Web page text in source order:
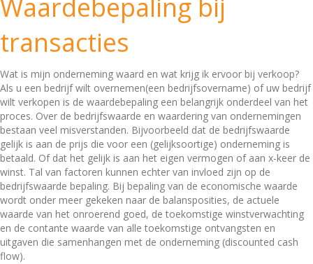
Waardebepaling bij
transacties
Wat is mijn onderneming waard en wat krijg ik ervoor bij verkoop?
Als u een bedrijf wilt overnemen(een bedrijfsovername) of uw bedrijf
wilt verkopen is de waardebepaling een belangrijk onderdeel van het
proces. Over de bedrijfswaarde en waardering van ondernemingen
bestaan veel misverstanden. Bijvoorbeeld dat de bedrijfswaarde
gelijk is aan de prijs die voor een (gelijksoortige) onderneming is
betaald. Of dat het gelijk is aan het eigen vermogen of aan x-keer de
winst. Tal van factoren kunnen echter van invloed zijn op de
bedrijfswaarde bepaling. Bij bepaling van de economische waarde
wordt onder meer gekeken naar de balansposities, de actuele
waarde van het onroerend goed, de toekomstige winstverwachting
en de contante waarde van alle toekomstige ontvangsten en
uitgaven die samenhangen met de onderneming (discounted cash
flow).